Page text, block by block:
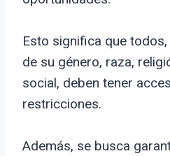
Esto significa que
de su género, raza,
social, deben tener
restricciones.
Además, se busca